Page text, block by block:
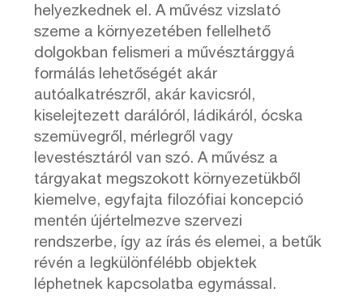
helyezkednek el. A művész vizslató
szeme a környezetében fellelhető
dolgokban felismeri a művésztárggyá
formálás lehetőségét akár
autóalkatrészről, akár kavicsról,
kiselejtezett darálóról, ládikáról, ócska
szemüvegről, mérlegről vagy
levestésztáról van szó. A művész a
tárgyakat megszokott környezetükből
kiemelve, egyfajta filozófiai koncepció
mentén újértelmezve szervezi
rendszerbe, így az írás és elemei, a betűk
révén a legkülönfélébb objektek
léphetnek kapcsolatba egymással.